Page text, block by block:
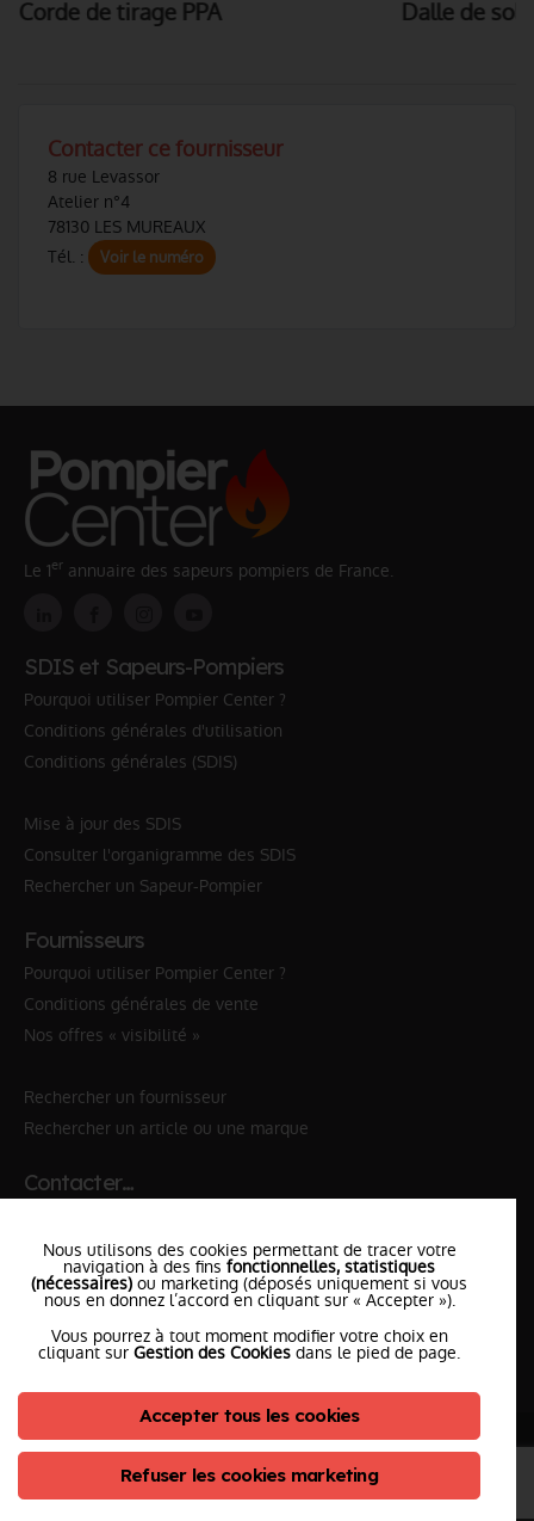
Dalle de sol en caoutchouc - de 15 à 42 mm
Contacter ce fournisseur
8 rue Levassor
Atelier n°4
78130 LES MUREAUX
Tél. :
Voir le numéro
Le 1er annuaire des sapeurs pompiers de France.
SDIS et Sapeurs-Pompiers
Pourquoi utiliser Pompier Center ?
Conditions générales d'utilisation
Conditions générales (SDIS)
Mise à jour des SDIS
Consulter l'organigramme des SDIS
Rechercher un Sapeur-Pompier
Fournisseurs
Pourquoi utiliser Pompier Center ?
Conditions générales de vente
Nos offres « visibilité »
Rechercher un fournisseur
Rechercher un article ou une marque
Contacter…
✆ 18№National Sapeurs-Pompiers
le SDISle plus proche
l'équipePompierCenter
©2026 Pompier Center • Mentions Légales •
Protection de vos données • Plan du Site
ClicConnect & Digicalys
Nous utilisons des cookies permettant de tracer votre
navigation à des fins fonctionnelles, statistiques
(nécessaires) ou marketing (déposés uniquement si vous
nous en donnez l’accord en cliquant sur « Accepter »).
Vous pourrez à tout moment modifier votre choix en
cliquant sur Gestion des Cookies dans le pied de page.
Accepter tous les cookies
Refuser les cookies marketing